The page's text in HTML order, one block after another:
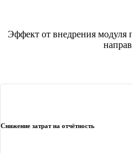
Эффект от внедрения модуля
Снижение затрат на отчётность